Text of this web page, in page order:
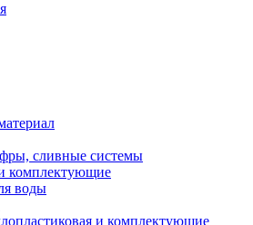
сливные системы
комплектующие
воды
и комплектующие